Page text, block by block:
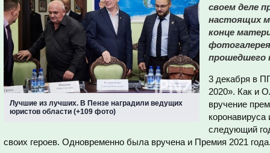
Лучшие из лучших. В Пензе наградили ведущих
юристов области (+109 фото)
своем деле
настоящих
конце
прошедшего
3 декабря в
2020». Как и
вручение
коронавируса
следующий
своих героев. Одновременно была вручена и Премия 2021